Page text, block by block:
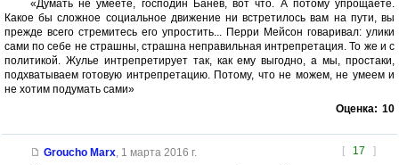
«Думать не умеете, господин Банев, вот что. А потому упрощаете.
Какое бы сложное социальное движение ни встретилось вам на пути, вы
прежде всего стремитесь его упростить... Перри Мейсон говаривал: улики
сами по себе не страшны, страшна неправильная интрепретация. То же и с
политикой. Жулье интрепретирует так, как ему выгодно, а мы, простаки,
подхватываем готовую интрепретацию. Потому, что не можем, не умеем и
не хотим подумать сами»
Оценка: 10
[ 17 ]
Groucho Marx, 1 марта 2016 г.